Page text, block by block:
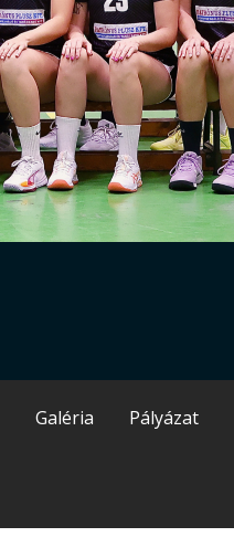
Galéria Pályázat